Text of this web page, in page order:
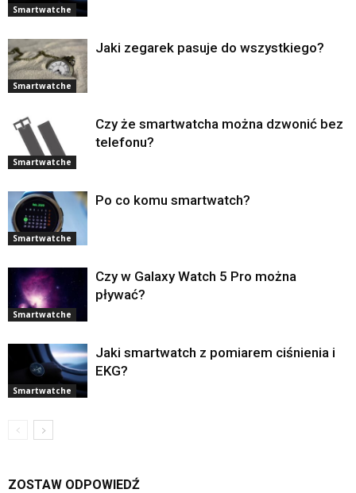
Smartwatche
Smartwatche
Jaki zegarek pasuje do wszystkiego?
Smartwatche
Czy że smartwatcha można dzwonić bez
telefonu?
Smartwatche
Po co komu smartwatch?
Smartwatche
Czy w Galaxy Watch 5 Pro można
pływać?
Smartwatche
Jaki smartwatch z pomiarem ciśnienia i
EKG?
ZOSTAW ODPOWIEDŹ